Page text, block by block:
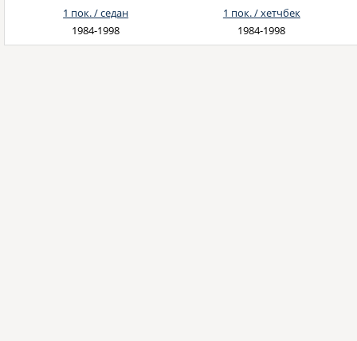
1 пок. / седан
1984-1998
1 пок. / хетчбек
1984-1998